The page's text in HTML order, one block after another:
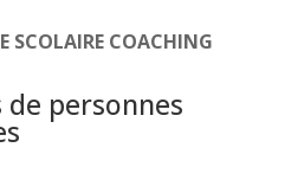
SCOLAIRE COACHING
personnes